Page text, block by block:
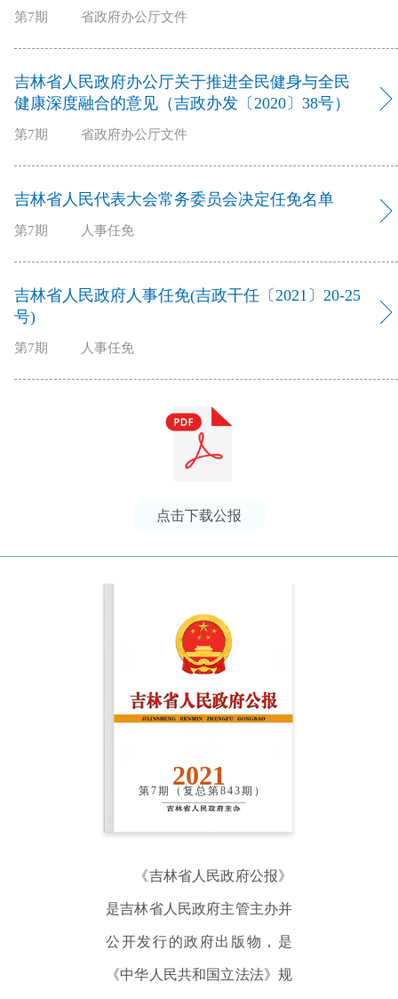
第7期 省政府办公厅文件
吉林省人民政府办公厅关于推进全民健身与全民
健康深度融合的意见（吉政办发〔2020〕38号）
第7期 省政府办公厅文件
吉林省人民代表大会常务委员会决定任免名单
第7期 人事任免
吉林省人民政府人事任免(吉政干任〔2021〕20-25
号)
第7期 人事任免
点击下载公报
2021
第7期（复总第843期）
《吉林省人民政府公报》
是吉林省人民政府主管主办并
公开发行的政府出版物，是
《中华人民共和国立法法》规